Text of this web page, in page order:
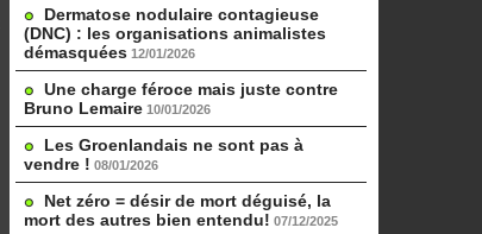
Dermatose nodulaire contagieuse
(DNC) : les organisations animalistes
démasquées 12/01/2026
Une charge féroce mais juste contre
Bruno Lemaire 10/01/2026
Les Groenlandais ne sont pas à
vendre ! 08/01/2026
Net zéro = désir de mort déguisé, la
mort des autres bien entendu! 07/12/2025